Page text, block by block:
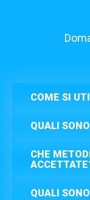
COME SI
QUALI
CHE
QUALI